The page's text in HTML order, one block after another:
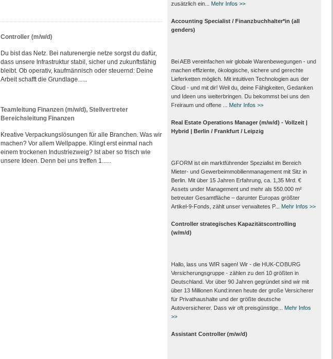
Controller (m/w/d)
Du bist das Netz. Bei naturenergie netze sorgst du dafür,
dass unsere Infrastruktur stabil, sicher und zukunftsfähig
bleibt. Ob operativ, kaufmännisch oder steuernd: Deine
Arbeit schafft die Grundlage......
Teamleitung Finanzen (m/w/d), Stellvertreter
Bereichsleitung Finanzen
Kreative Verpackungslösungen für alle Branchen. Was wir
machen? Vor allem Wellpappe. Klingt erst einmal nach
einem trockenen Industriezweig? Ist aber so frisch wie
unsere Ideen. Denn bei uns treffen 1......
zusätzlich ein...
Mehr Infos >>
Accounting Specialist / Finanzbuchhalter*in (all
genders)
Bei AEB vereinfachen wir globale Warenbewegungen - und
machen effiziente, ökologische, sichere und gerechte
Lieferketten möglich. Mit intuitiven Technologien aus der
Cloud - und mit dir! Weil du, deine Fähigkeiten, Gedanken
und Ideen uns weiterbringen. Du bekommst bei uns den
Freiraum und offene ...
Mehr Infos >>
Real Estate Operations Manager (m/w/d) - Vollzeit |
Hybrid | Berlin / Frankfurt / Leipzig
GFORM ist ein marktführender Spezialist im Bereich
Mieter- und Gewerbeimmobilienmanagement mit Sitz in
Berlin. Mit über 15 Jahren Erfahrung, ca. 1,35 Mrd. €
Assets under Management und mehr als 550.000 m²
betreuter Gesamtfläche – darunter Europas größter
Artikel-9-Fonds, zählt unser verwaltetes P...
Mehr Infos >>
Controller strategisches Kapazitätscontrolling
(w/m/d)
Hallo, lass uns WIR sagen! Wir - die HUK-COBURG
Versicherungsgruppe - zählen zu den 10 größten in
Deutschland. Vor über 90 Jahren gegründet sind wir mit
über 13 Millionen Kund:innen heute der große Versicherer
für Privathaushalte und der größte deutsche
Autoversicherer. Dass wir oft preisgünstige...
Mehr Infos
>>
Assistant Controller (m/w/d)